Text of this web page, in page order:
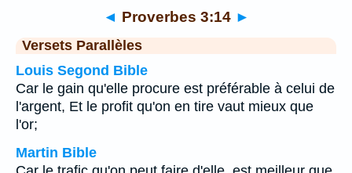
◄ Proverbes 3:14 ►
Versets Parallèles
Louis Segond Bible
Car le gain qu'elle procure est préférable à celui de
l'argent, Et le profit qu'on en tire vaut mieux que
l'or;
Martin Bible